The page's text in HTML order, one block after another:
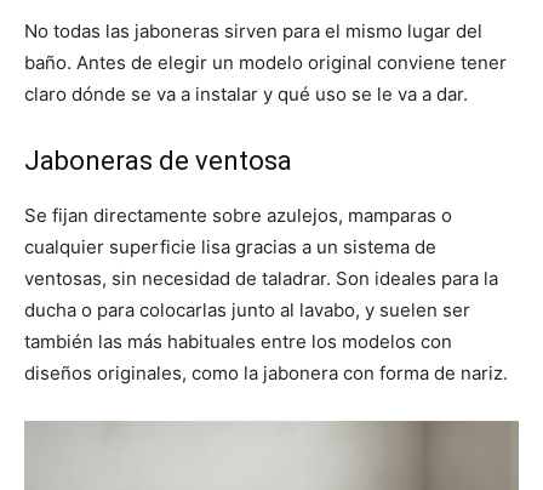
No todas las jaboneras sirven para el mismo lugar del
baño. Antes de elegir un modelo original conviene tener
claro dónde se va a instalar y qué uso se le va a dar.
Jaboneras de ventosa
Se fijan directamente sobre azulejos, mamparas o
cualquier superficie lisa gracias a un sistema de
ventosas, sin necesidad de taladrar. Son ideales para la
ducha o para colocarlas junto al lavabo, y suelen ser
también las más habituales entre los modelos con
diseños originales, como la jabonera con forma de nariz.